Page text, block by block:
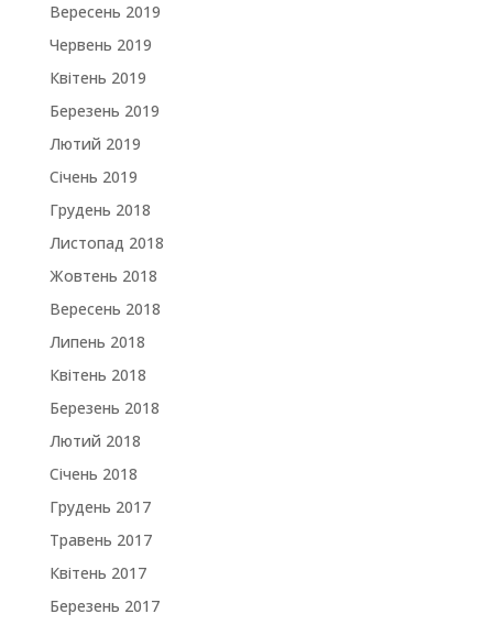
Вересень 2019
Червень 2019
Квітень 2019
Березень 2019
Лютий 2019
Січень 2019
Грудень 2018
Листопад 2018
Жовтень 2018
Вересень 2018
Липень 2018
Квітень 2018
Березень 2018
Лютий 2018
Січень 2018
Грудень 2017
Травень 2017
Квітень 2017
Березень 2017